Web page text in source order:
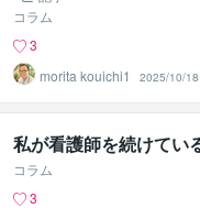
コラム
3
morita kouichi1
2025/10/18
私が看護師を続けてい
コラム
3